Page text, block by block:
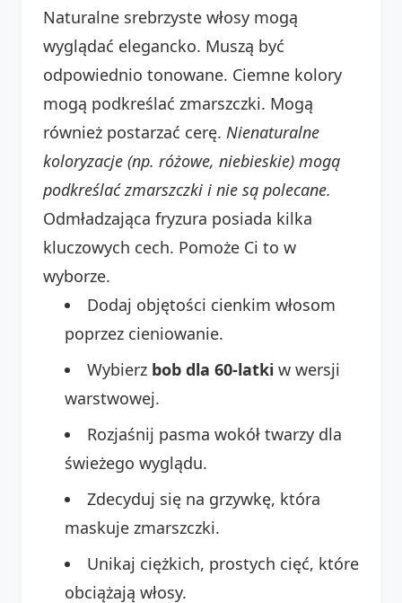
Naturalne srebrzyste włosy mogą
wyglądać elegancko. Muszą być
odpowiednio tonowane. Ciemne kolory
mogą podkreślać zmarszczki. Mogą
również postarzać cerę. Nienaturalne
koloryzacje (np. różowe, niebieskie) mogą
podkreślać zmarszczki i nie są polecane.
Odmładzająca fryzura posiada kilka
kluczowych cech. Pomoże Ci to w
wyborze.
Dodaj objętości cienkim włosom
poprzez cieniowanie.
Wybierz bob dla 60-latki w wersji
warstwowej.
Rozjaśnij pasma wokół twarzy dla
świeżego wyglądu.
Zdecyduj się na grzywkę, która
maskuje zmarszczki.
Unikaj ciężkich, prostych cięć, które
obciążają włosy.